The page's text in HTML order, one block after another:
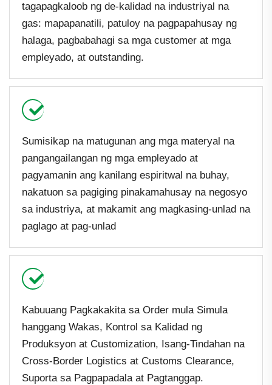
tagapagkaloob ng de-kalidad na industriyal na
gas: mapapanatili, patuloy na pagpapahusay ng
halaga, pagbabahagi sa mga customer at mga
empleyado, at outstanding.
Sumisikap na matugunan ang mga materyal na
pangangailangan ng mga empleyado at
pagyamanin ang kanilang espiritwal na buhay,
nakatuon sa pagiging pinakamahusay na negosyo
sa industriya, at makamit ang magkasing-unlad na
paglago at pag-unlad
Kabuuang Pagkakakita sa Order mula Simula
hanggang Wakas, Kontrol sa Kalidad ng
Produksyon at Customization, Isang-Tindahan na
Cross-Border Logistics at Customs Clearance,
Suporta sa Pagpapadala at Pagtanggap.